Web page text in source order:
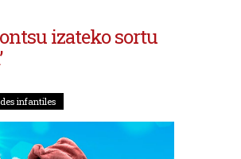
izateko sortu
infantiles